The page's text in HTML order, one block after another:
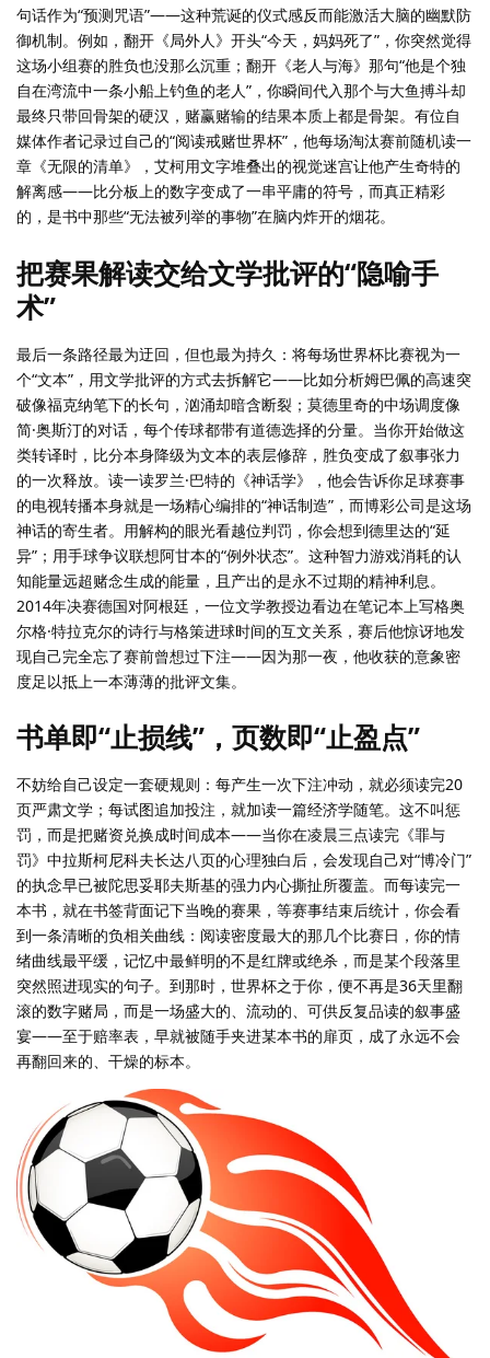
句话作为“预测咒语”——这种荒诞的仪式感反而能激活大脑的幽默防
御机制。例如，翻开《局外人》开头“今天，妈妈死了”，你突然觉得
这场小组赛的胜负也没那么沉重；翻开《老人与海》那句“他是个独
自在湾流中一条小船上钓鱼的老人”，你瞬间代入那个与大鱼搏斗却
最终只带回骨架的硬汉，赌赢赌输的结果本质上都是骨架。有位自
媒体作者记录过自己的“阅读戒赌世界杯”，他每场淘汰赛前随机读一
章《无限的清单》，艾柯用文字堆叠出的视觉迷宫让他产生奇特的
解离感——比分板上的数字变成了一串平庸的符号，而真正精彩
的，是书中那些“无法被列举的事物”在脑内炸开的烟花。
把赛果解读交给文学批评的“隐喻手
术”
最后一条路径最为迂回，但也最为持久：将每场世界杯比赛视为一
个“文本”，用文学批评的方式去拆解它——比如分析姆巴佩的高速突
破像福克纳笔下的长句，汹涌却暗含断裂；莫德里奇的中场调度像
简·奥斯汀的对话，每个传球都带有道德选择的分量。当你开始做这
类转译时，比分本身降级为文本的表层修辞，胜负变成了叙事张力
的一次释放。读一读罗兰·巴特的《神话学》，他会告诉你足球赛事
的电视转播本身就是一场精心编排的“神话制造”，而博彩公司是这场
神话的寄生者。用解构的眼光看越位判罚，你会想到德里达的“延
异”；用手球争议联想阿甘本的“例外状态”。这种智力游戏消耗的认
知能量远超赌念生成的能量，且产出的是永不过期的精神利息。
2014年决赛德国对阿根廷，一位文学教授边看边在笔记本上写格奥
尔格·特拉克尔的诗行与格策进球时间的互文关系，赛后他惊讶地发
现自己完全忘了赛前曾想过下注——因为那一夜，他收获的意象密
度足以抵上一本薄薄的批评文集。
书单即“止损线”，页数即“止盈点”
不妨给自己设定一套硬规则：每产生一次下注冲动，就必须读完20
页严肃文学；每试图追加投注，就加读一篇经济学随笔。这不叫惩
罚，而是把赌资兑换成时间成本——当你在凌晨三点读完《罪与
罚》中拉斯柯尼科夫长达八页的心理独白后，会发现自己对“博冷门”
的执念早已被陀思妥耶夫斯基的强力内心撕扯所覆盖。而每读完一
本书，就在书签背面记下当晚的赛果，等赛事结束后统计，你会看
到一条清晰的负相关曲线：阅读密度最大的那几个比赛日，你的情
绪曲线最平缓，记忆中最鲜明的不是红牌或绝杀，而是某个段落里
突然照进现实的句子。到那时，世界杯之于你，便不再是36天里翻
滚的数字赌局，而是一场盛大的、流动的、可供反复品读的叙事盛
宴——至于赔率表，早就被随手夹进某本书的扉页，成了永远不会
再翻回来的、干燥的标本。